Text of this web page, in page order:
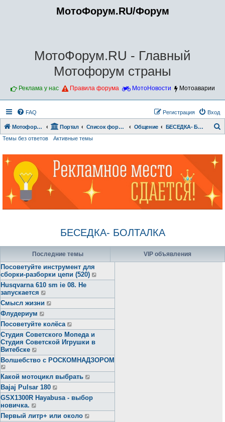
МотоФорум.RU/Форум
МотоФорум.RU - Главный
Мотофорум страны
Реклама у нас Правила форума МотоНовости Мотоаварии
FAQ Вход
Регистрация
Мотофорум.RU Портал Список форумов Общение БЕСЕДКА- БОЛТАЛКА
Темы без ответов Активные темы
БЕСЕДКА- БОЛТАЛКА
Последние темы
Посоветуйте инструмент для
сборки-разборки цепи (520)
Husqvarna 610 sm ie 08. Не
запускается
Смысл жизни
Флудериум
Посоветуйте колёса
Студия Советского Мопеда и
Студия Советской Игрушки в
Витебске
Волшебство с РОСКОМНАДЗОРОМ
Какой мотоцикл выбрать
Bajaj Pulsar 180
GSX1300R Hayabusa - выбор
новичка.
Первый литр+ или около
VIP объявления